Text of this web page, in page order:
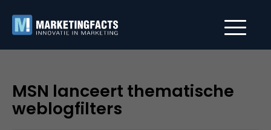
MSN lanceert thematische
weblogfilters